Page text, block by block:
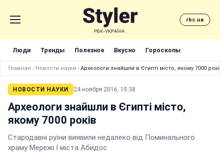
rbc.ua
Люди Тренды Полезное Вкусно Гороскопы
Главная › Новости науки › Археологи знайшли в Єгипті місто, якому 7000
НОВОСТИ НАУКИ 24 ноября 2016, 15:38
Археологи знайшли в Єгипті місто,
якому 7000 років
Стародавні руїни виявили недалеко від Поминального
храму Мережі I міста Абидос